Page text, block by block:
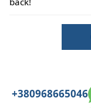
+380968665046